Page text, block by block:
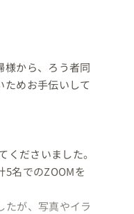
様から、ろう者同
ためお手伝いして
ださいました。
名でのZOOMを
たが、写真やイラ